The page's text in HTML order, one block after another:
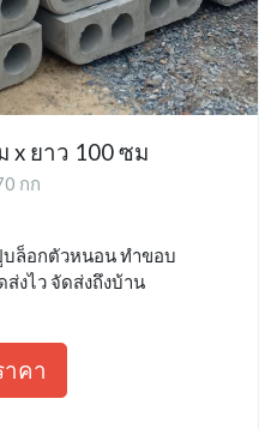
x ยาว 100 ซม
กก
ล็อกตัวหนอน ทำขอบ
งไว จัดส่งถึงบ้าน
าคา